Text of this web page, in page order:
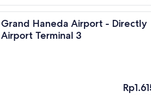
Haneda Airport - Directly
Terminal 3
Airport - Directly connected to
Harga
Airport Terminal 3